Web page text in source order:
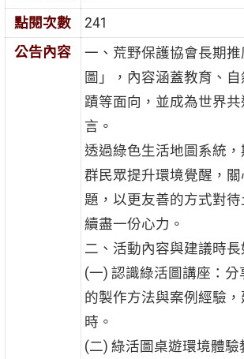
點閱次數
241
公告內容
一、荒野保護協會長期
圖」，內容涵蓋教育、
蹟等面向，並成為世界
言。
透過綠色生活地圖系統
群民眾提升環境覺醒，
題，以更友善的方式對
續盡一份心力。
二、活動內容與建議時長
(一) 認識綠活圖講座：分
的製作方法與案例經驗
時。
(二) 綠活圖桌遊環境體驗